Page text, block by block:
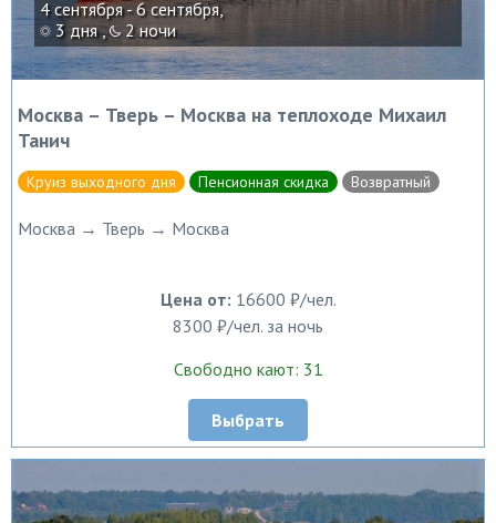
4 сентября - 6 сентября,
3 дня ,
2 ночи
Москва – Тверь – Москва на теплоходе Михаил
Танич
Круиз выходного дня Пенсионная скидка Возвратный
Москва → Тверь → Москва
Цена от: 16600 ₽/чел.
8300 ₽/чел. за ночь
Свободно кают: 31
Выбрать